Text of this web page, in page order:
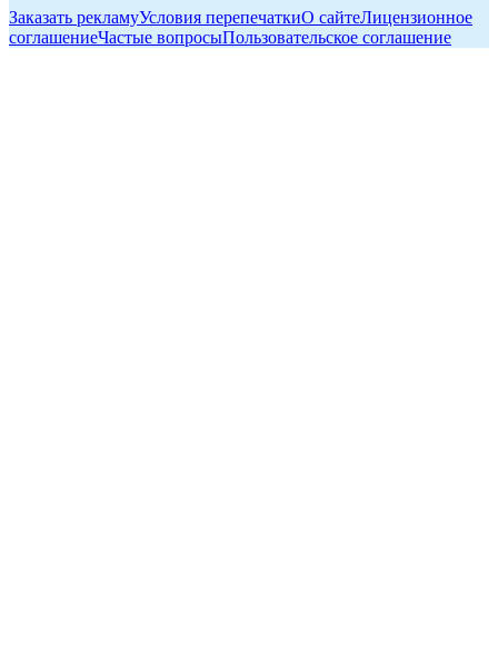
Заказать рекламуУсловия перепечаткиО сайтеЛицензионное
соглашениеЧастые вопросыПользовательское соглашение